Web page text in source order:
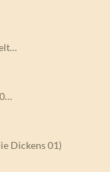
Dickens 01)